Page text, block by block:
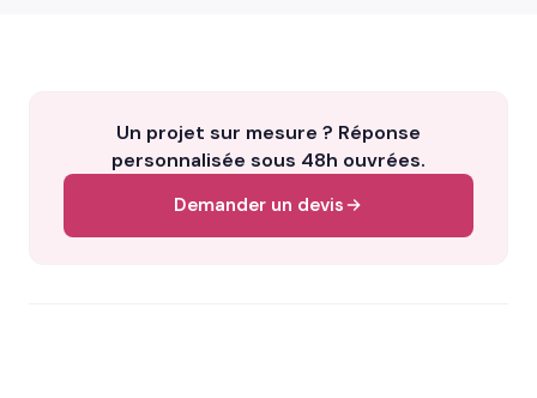
Un projet sur mesure ? Réponse
personnalisée sous 48h ouvrées.
Demander un devis